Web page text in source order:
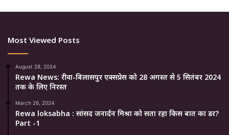
Most Viewed Posts
August 28, 2024
Rewa News: रीवा-बिलासपुर एक्सप्रेस को 28 अगस्त से 5 सितंबर 2024
तक के लिए निरस्त
March 26, 2024
Rewa loksabha : सांसद जनार्दन मिश्रा को सता रहा किस बात का डर?
Part -1